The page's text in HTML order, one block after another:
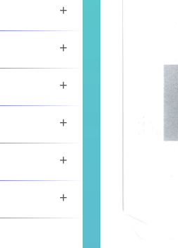
+
+
+
+
+
+